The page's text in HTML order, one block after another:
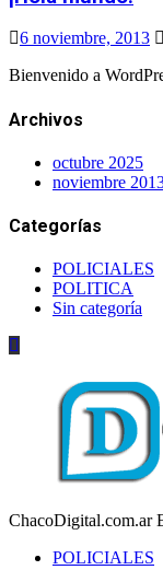
6 noviembre, 2013
Bienvenido a
Archivos
octubre 2025
noviembre
Categorías
POLICIALES
POLITICA
Sin categoría
ChacoDigital.com.ar
POLICIALES